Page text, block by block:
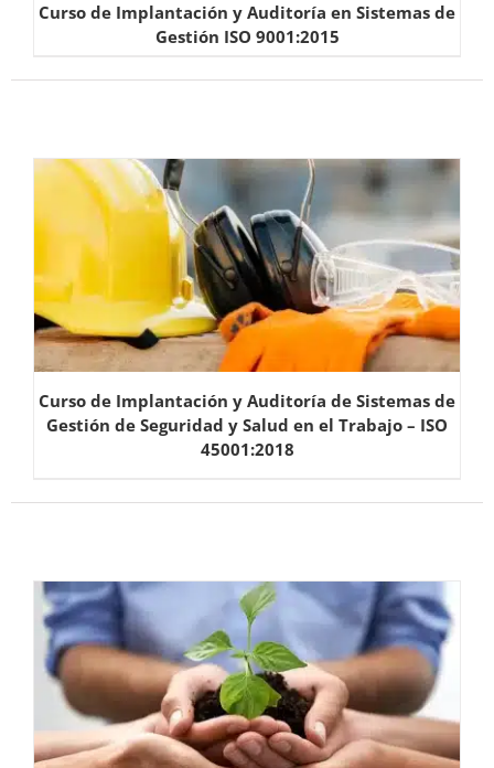
Curso de Implantación y Auditoría en Sistemas de
Gestión ISO 9001:2015
Curso de Implantación y Auditoría de Sistemas de
Gestión de Seguridad y Salud en el Trabajo – ISO
45001:2018